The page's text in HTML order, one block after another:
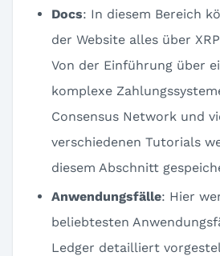
Docs: In diesem Bereich
der Website alles über
Von der Einführung über
komplexe
Consensus Network und
verschiedenen Tutorials
diesem Abschnitt
Anwendungsfälle: Hier
beliebtesten
Ledger detailliert